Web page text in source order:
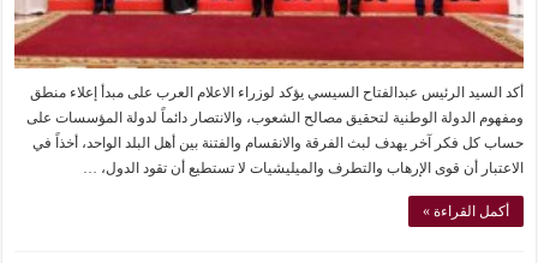
أكد السيد الرئيس عبدالفتاح السيسي يؤكد لوزراء الاعلام العرب على مبدأ إعلاء منطق
ومفهوم الدولة الوطنية لتحقيق مصالح الشعوب، والانتصار دائماً لدولة المؤسسات على
حساب كل فكر آخر يهدف لبث الفرقة والانقسام والفتنة بين أهل البلد الواحد، أخذاً في
الاعتبار أن قوى الإرهاب والتطرف والميليشيات لا تستطيع أن تقود الدول، …
أكمل القراءة »